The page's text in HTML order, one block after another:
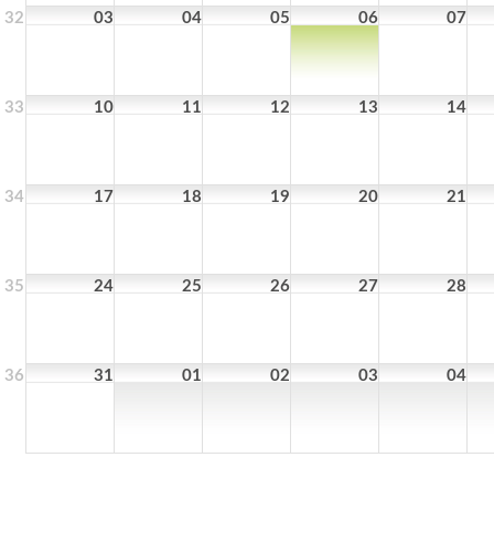
32 03 04 05 06 07
33 10 11 12 13 14
34 17 18 19 20 21
35 24 25 26 27 28
36 31 01 02 03 04